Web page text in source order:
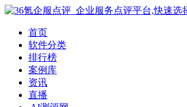
首页
软件分类
排行榜
案例库
资讯
直播